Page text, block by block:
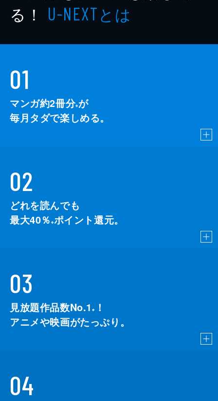
る！ U-NEXTとは
01
マンガ約2冊分※が
毎月タダで楽しめる。
02
どれを読んでも
最大40％ ※ポイント還元。
03
見放題作品数No.1 ※
！
アニメや映画がたっぷり。
04